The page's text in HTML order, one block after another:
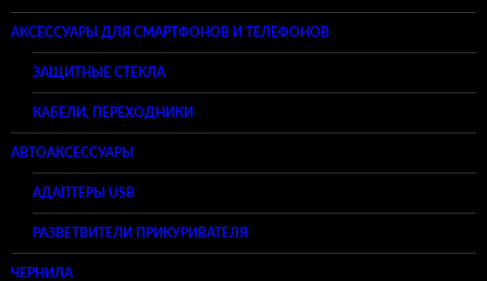
АКСЕССУАРЫ ДЛЯ СМАРТФОНОВ И ТЕЛЕФОНОВ
ЗАЩИТНЫЕ СТЕКЛА
КАБЕЛИ, ПЕРЕХОДНИКИ
АВТОАКСЕССУАРЫ
АДАПТЕРЫ USB
РАЗВЕТВИТЕЛИ ПРИКУРИВАТЕЛЯ
ЧЕРНИЛА